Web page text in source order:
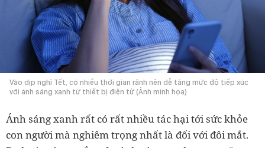
Vào dịp nghỉ Tết, có nhiều thời gian rảnh nên dễ tăng mức độ tiếp xúc
với ánh sáng xanh từ thiết bị điện tử (Ảnh minh họa)
Ánh sáng xanh rất có rất nhiều tác hại tới sức khỏe
con người mà nghiêm trọng nhất là đối với đôi mắt.